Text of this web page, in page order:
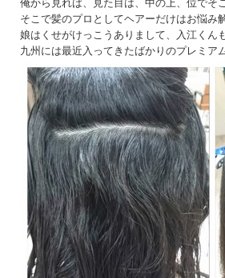
俺から見れば、見た目は、中の上、位でそ
そこで髪のプロとしてヘアーだけはお悩み
娘はくせがけっこうありまして、入江くん
九州には最近入ってきたばかりのプレミア